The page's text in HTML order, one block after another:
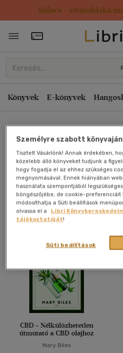
Kulacs / strandtáska
Törzsvásárlói Kártya
Könyvek E-könyvek
Mary Biles
Művei
Szűrés
Rendezés
Kiadás éve szerint csökkenő
Ár szerint csökkenő
Eladott darabszám szerint
Eladott darabszám szerint
Cím szerint A-Z
Szerző szerint A-Z
Megjelenítés
20 db / oldal
CBD - Nélkülözhetetlen
útmutató a CBD olajhoz
Mary Biles
Személyre szabott
Tisztelt Vásárlónk! Annak érdekében,
közelebb álló könyveket tudjunk a
hogy fogadja el az ehhez szükséges
megnyomásával. Ennek hiányában
használata szempontjából
böngészőjébe, de cookie-preferenciáit
módosíthatja a Süti beállítások
olvassa el a
Libri
tájékoztatóját!
Süti beállítások